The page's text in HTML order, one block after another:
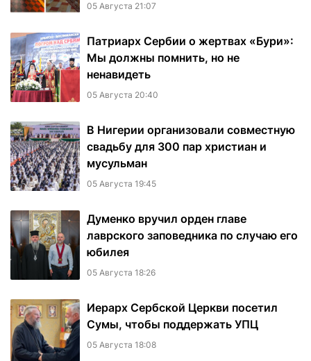
05 Августа 21:07
Патриарх Сербии о жертвах «Бури»:
Мы должны помнить, но не
ненавидеть
05 Августа 20:40
В Нигерии организовали совместную
свадьбу для 300 пар христиан и
мусульман
05 Августа 19:45
Думенко вручил орден главе
лаврского заповедника по случаю его
юбилея
05 Августа 18:26
Иерарх Сербской Церкви посетил
Сумы, чтобы поддержать УПЦ
05 Августа 18:08